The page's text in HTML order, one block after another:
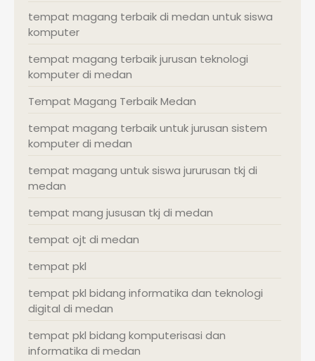
tempat magang terbaik di medan untuk siswa
komputer
tempat magang terbaik jurusan teknologi
komputer di medan
Tempat Magang Terbaik Medan
tempat magang terbaik untuk jurusan sistem
komputer di medan
tempat magang untuk siswa jururusan tkj di
medan
tempat mang jususan tkj di medan
tempat ojt di medan
tempat pkl
tempat pkl bidang informatika dan teknologi
digital di medan
tempat pkl bidang komputerisasi dan
informatika di medan